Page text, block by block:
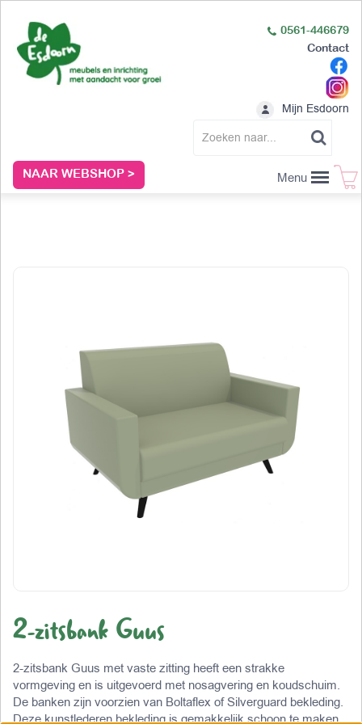
NAAR WEBSHOP >
0561-446679
Contact
Mijn Esdoorn
Menu
2-zitsbank Guus
2-zitsbank Guus met vaste zitting heeft een strakke
vormgeving en is uitgevoerd met nosagvering en koudschuim.
De banken zijn voorzien van Boltaflex of Silverguard bekleding.
Deze kunstlederen bekleding is gemakkelijk schoon te maken,